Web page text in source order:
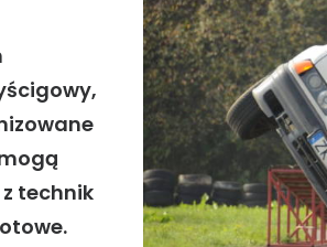
technik